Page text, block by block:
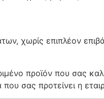
χωρίς επιπλέον
προϊόν που σας
σας προτείνει η